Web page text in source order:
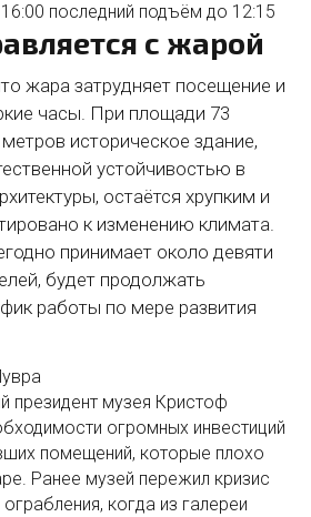
последний подъём до 12:15
с жарой
жара затрудняет посещение и
часы. При площади 73
историческое здание,
устойчивостью в
остаётся хрупким и
к изменению климата.
принимает около девяти
будет продолжать
работы по мере развития
президент музея Кристоф
огромных инвестиций
помещений, которые плохо
Ранее музей пережил кризис
когда из галереи